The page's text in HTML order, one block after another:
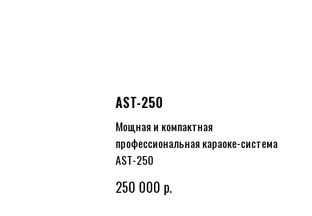
AST-250
Мощная и компактная
профессиональная караоке-система
AST-250
250 000 р.